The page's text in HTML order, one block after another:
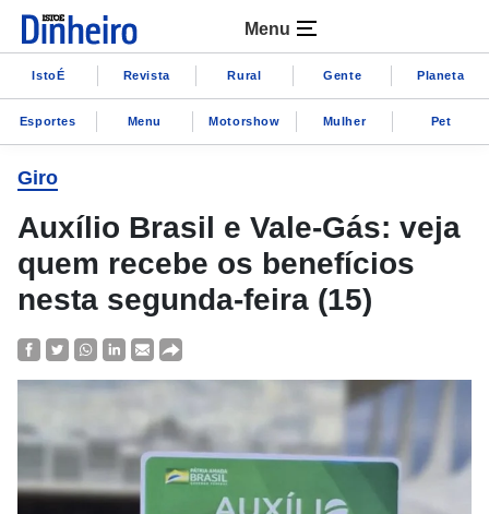
Menu
IstoÉ Revista Rural Gente Planeta
Esportes Menu Motorshow Mulher Pet
Giro
Auxílio Brasil e Vale-Gás: veja
quem recebe os benefícios
nesta segunda-feira (15)